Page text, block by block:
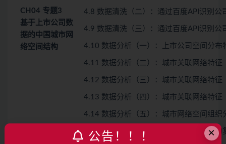
CH04 专题3
基于上市公司数
据的中国城市网
络空间结构
4.8 数据清洗（二）：通过百度API识别公
4.9 数据清洗（三）：通过百度API识别公
4.10 数据分析（一）：上市公司空间分布
4.11 数据分析（二）：城市关联网络特征
4.12 数据分析（三）：城市关联网络特征
4.13 数据分析（四）：城市关联网络特征
4.14 数据分析（五）：城市网络空间组织
4.15 数据分析（六）：城市网络拓扑结构
×
公告！！！